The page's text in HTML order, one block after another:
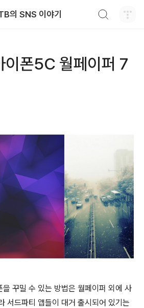
의 SNS 이야기
이폰5C 월페이퍼 7
꾸밀 수 있는 방법은 월페이퍼 외에 사
서드파티 앱들이 대거 출시되어 있기는